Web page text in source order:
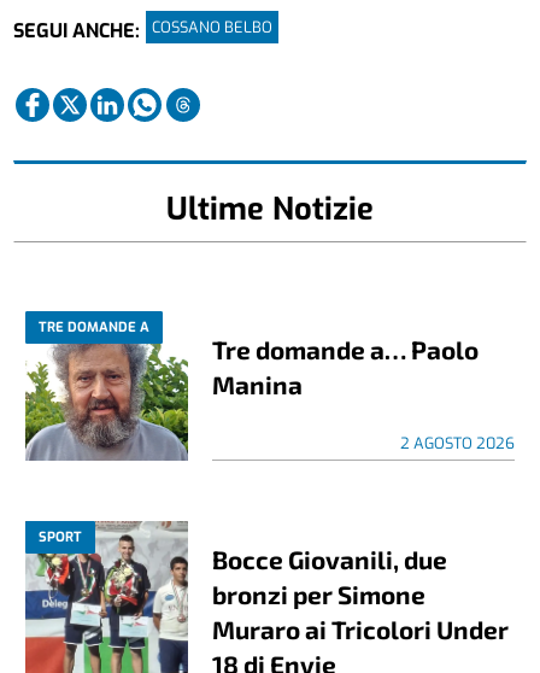
SEGUI ANCHE:
COSSANO BELBO
Ultime Notizie
TRE DOMANDE A
Tre domande a… Paolo
Manina
2 AGOSTO 2026
SPORT
Bocce Giovanili, due
bronzi per Simone
Muraro ai Tricolori Under
18 di Envie